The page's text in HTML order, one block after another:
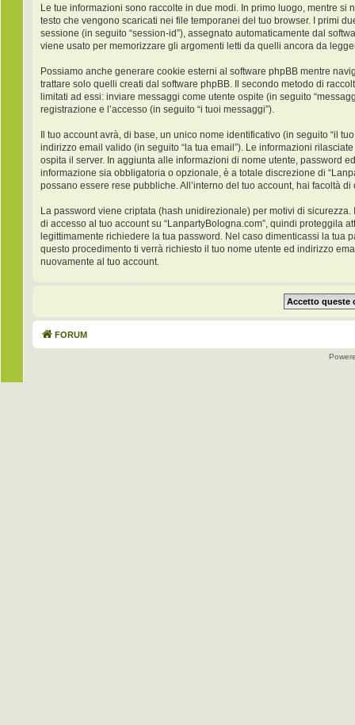
Le tue informazioni sono raccolte in due modi. In primo luogo, mentre
testo che vengono scaricati nei file temporanei del tuo browser. I primi
sessione (in seguito “session-id”), assegnato automaticamente dal
viene usato per memorizzare gli argomenti letti da quelli ancora da
Possiamo anche generare cookie esterni al software phpBB mentre
trattare solo quelli creati dal software phpBB. Il secondo metodo di
limitati ad essi: inviare messaggi come utente ospite (in seguito
registrazione e l’accesso (in seguito “i tuoi messaggi”).
Il tuo account avrà, di base, un unico nome identificativo (in seguito “il
indirizzo email valido (in seguito “la tua email”). Le informazioni
ospita il server. In aggiunta alle informazioni di nome utente, password
informazione sia obbligatoria o opzionale, è a totale discrezione di
possano essere rese pubbliche. All’interno del tuo account, hai facoltà
La password viene criptata (hash unidirezionale) per motivi di
di accesso al tuo account su “LanpartyBologna.com”, quindi proteggila
legittimamente richiedere la tua password. Nel caso dimenticassi la tua
questo procedimento ti verrà richiesto il tuo nome utente ed indirizzo
nuovamente al tuo account.
FORUM